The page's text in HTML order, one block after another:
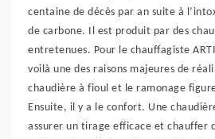
centaine de décès par an suite à
de carbone. Il est produit par des
entretenues. Pour le chauffagiste
voilà une des raisons majeures de
chaudière à fioul et le ramonage
Ensuite, il y a le confort. Une
assurer un tirage efficace et chauffer